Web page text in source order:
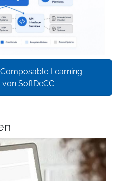
Learning
SoftDeCC